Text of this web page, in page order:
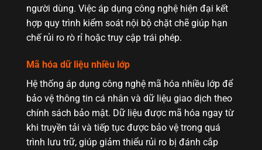
người dùng. Việc áp dụng công nghệ hiện đại kết
hợp quy trình kiểm soát nội bộ chặt chẽ giúp hạn
chế rủi ro rò rỉ hoặc truy cập trái phép.
Mã hóa dữ liệu nhiều lớp
Hệ thống áp dụng công nghệ mã hóa nhiều lớp để
bảo vệ thông tin cá nhân và dữ liệu giao dịch theo
chính sách bảo mật. Dữ liệu được mã hóa ngay từ
khi truyền tải và tiếp tục được bảo vệ trong quá
trình lưu trữ, giúp giảm thiểu rủi ro bị đánh cắp